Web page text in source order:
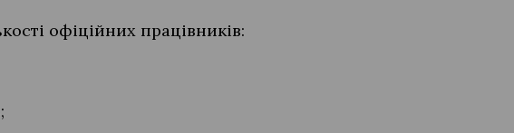
офіційних працівників: